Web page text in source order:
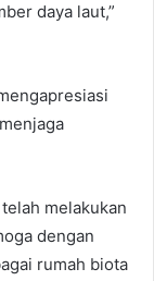
daya laut,”
melakukan
dengan
rumah biota